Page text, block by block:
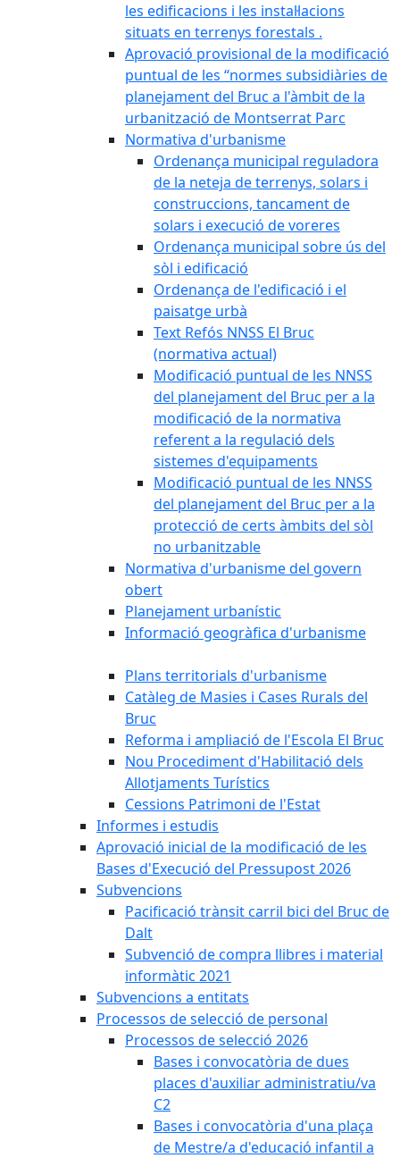
les edificacions i les instal·lacions
situats en terrenys forestals .
Aprovació provisional de la modificació
puntual de les “normes subsidiàries de
planejament del Bruc a l'àmbit de la
urbanització de Montserrat Parc
Normativa d'urbanisme
Ordenança municipal reguladora
de la neteja de terrenys, solars i
construccions, tancament de
solars i execució de voreres
Ordenança municipal sobre ús del
sòl i edificació
Ordenança de l'edificació i el
paisatge urbà
Text Refós NNSS El Bruc
(normativa actual)
Modificació puntual de les NNSS
del planejament del Bruc per a la
modificació de la normativa
referent a la regulació dels
sistemes d'equipaments
Modificació puntual de les NNSS
del planejament del Bruc per a la
protecció de certs àmbits del sòl
no urbanitzable
Normativa d'urbanisme del govern
obert
Planejament urbanístic
Informació geogràfica d'urbanisme
Plans territorials d'urbanisme
Catàleg de Masies i Cases Rurals del
Bruc
Reforma i ampliació de l'Escola El Bruc
Nou Procediment d'Habilitació dels
Allotjaments Turístics
Cessions Patrimoni de l'Estat
Informes i estudis
Aprovació inicial de la modificació de les
Bases d'Execució del Pressupost 2026
Subvencions
Pacificació trànsit carril bici del Bruc de
Dalt
Subvenció de compra llibres i material
informàtic 2021
Subvencions a entitats
Processos de selecció de personal
Processos de selecció 2026
Bases i convocatòria de dues
places d'auxiliar administratiu/va
C2
Bases i convocatòria d'una plaça
de Mestre/a d'educació infantil a